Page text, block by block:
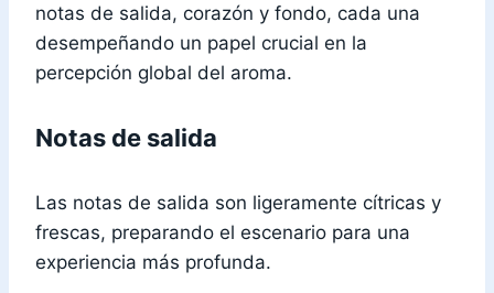
notas de salida, corazón y fondo, cada una
desempeñando un papel crucial en la
percepción global del aroma.
Notas de salida
Las notas de salida son ligeramente cítricas y
frescas, preparando el escenario para una
experiencia más profunda.